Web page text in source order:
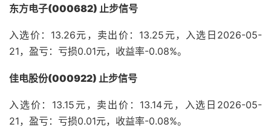
东方电子(000682) 止步信号
入选价：13.26元，卖出价：13.25元，入选日2026-05-
21，盈亏：亏损0.01元，收益率-0.08%。
佳电股份(000922) 止步信号
入选价：13.15元，卖出价：13.14元，入选日2026-05-
21，盈亏：亏损0.01元，收益率-0.08%。